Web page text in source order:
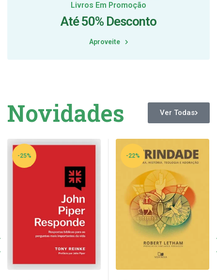
Livros Em Promoção
Até 50% Desconto
Aproveite
Novidades Ver Todas
-25% -22%